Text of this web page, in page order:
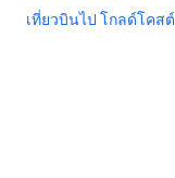
เที่ยวบินไป โกลด์โคสต์